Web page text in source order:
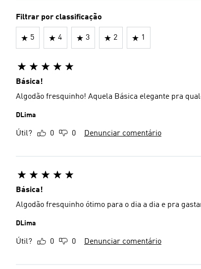
Filtrar por classificação
5 4 3 2 1
Básica!
Algodão fresquinho! Aquela Básica elegante pra
DLima
Útil? 0 0 Denunciar comentário
Básica!
Algodão fresquinho ótimo para o dia a dia e pra
DLima
Útil? 0 0 Denunciar comentário